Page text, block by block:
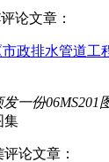
评论文章：
市政排水管道工
一份06MS201
评论文章：